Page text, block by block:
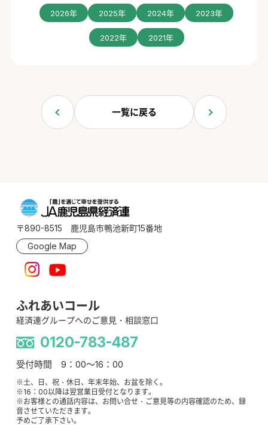
2026年 2025年 2024年 2023年
2022年 2021年
一覧に戻る
〒890-8515 鹿児島市鴨池新町15番地
Google Map
ふれあいコール
経済連グループへのご意見・相談窓口
0120-783-487
受付時間 9：00～16：00
※土、日、祝・休日、年末年始、お盆を除く。
※16：00以降は翌営業日受付となります。
※お客様との通話内容は、お問い合せ・ご意見等の内容確認のため、録
音させていただきます。
予めご了承下さい。